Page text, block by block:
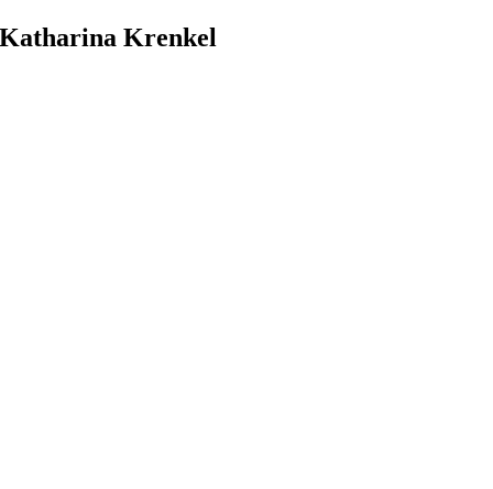
Katharina Krenkel